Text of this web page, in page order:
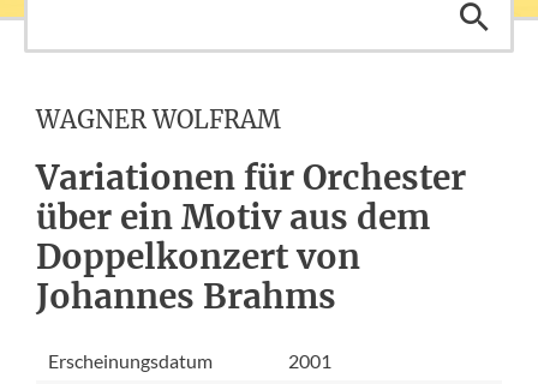
WAGNER WOLFRAM
Variationen für Orchester
über ein Motiv aus dem
Doppelkonzert von
Johannes Brahms
Erscheinungsdatum
2001